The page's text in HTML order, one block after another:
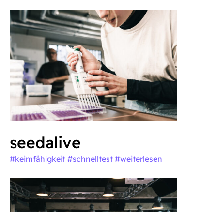
seedalive
#keimfähigkeit #schnelltest #weiterlesen